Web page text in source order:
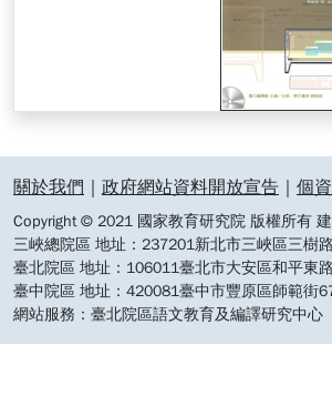
:::關於我們 政府網站資料開放宣告 個
Copyright © 2021 國家教育研究院 版權所有
三峽總院區 地址：237201新北市三峽區三樹
臺北院區 地址：106011臺北市大安區和平東
臺中院區 地址：420081臺中市豐原區師範街
網站服務：臺北院區語文教育及編譯研究中心